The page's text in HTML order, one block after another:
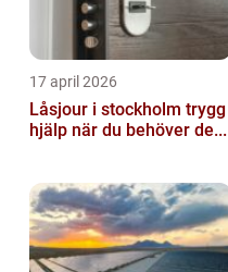
17 april 2026
Låsjour i stockholm trygg
hjälp när du behöver de...